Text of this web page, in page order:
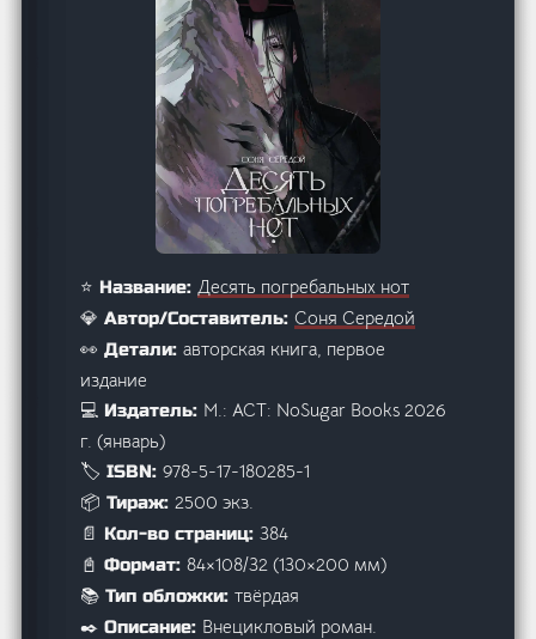
⭐ Название:Десять погребальных нот
💎 Автор/Составитель:Соня Середой
👀 Детали:авторская книга, первое
издание
💻 Издатель: М.: АСТ: NoSugar Books 2026
г. (январь)
🏷️ ISBN:978-5-17-180285-1
📦 Тираж:2500 экз.
📄 Кол-во страниц:384
📓 Формат:84×108/32 (130×200 мм)
📚 Тип обложки:твёрдая
✒️ Описание: Внецикловый роман.